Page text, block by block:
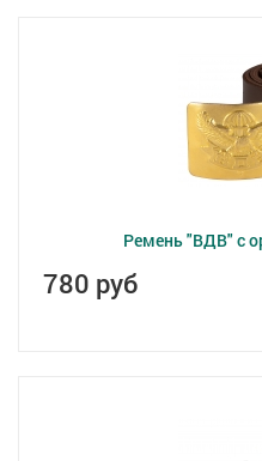
Ремень "ВДВ" с
780 руб